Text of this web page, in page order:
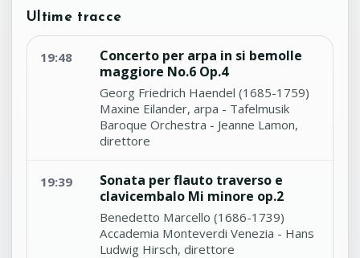
Ultime tracce
19:48
Concerto per arpa in si bemolle
maggiore No.6 Op.4
Georg Friedrich Haendel (1685-1759)
Maxine Eilander, arpa - Tafelmusik
Baroque Orchestra - Jeanne Lamon,
direttore
19:39
Sonata per flauto traverso e
clavicembalo Mi minore op.2
Benedetto Marcello (1686-1739)
Accademia Monteverdi Venezia - Hans
Ludwig Hirsch, direttore